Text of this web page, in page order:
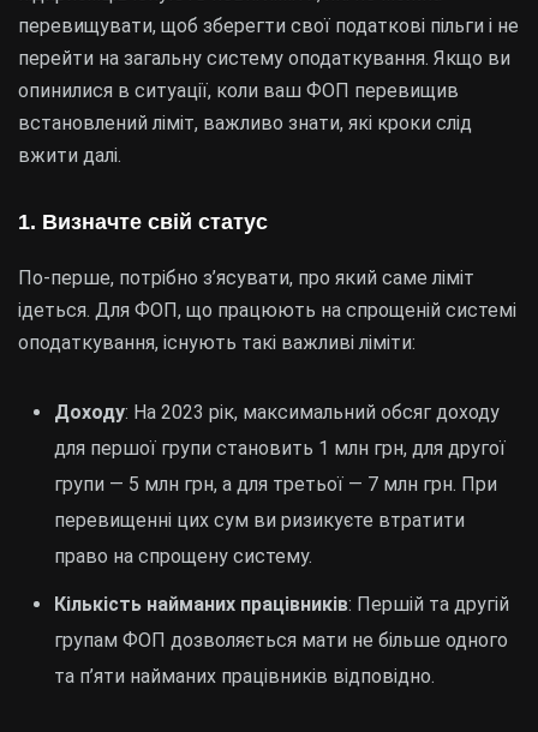
перевищувати, щоб зберегти свої податкові пільги і не
перейти на загальну систему оподаткування. Якщо ви
опинилися в ситуації, коли ваш ФОП перевищив
встановлений ліміт, важливо знати, які кроки слід
вжити далі.
1. Визначте свій статус
По-перше, потрібно з’ясувати, про який саме ліміт
ідеться. Для ФОП, що працюють на спрощеній системі
оподаткування, існують такі важливі ліміти:
Доходу: На 2023 рік, максимальний обсяг доходу
для першої групи становить 1 млн грн, для другої
групи — 5 млн грн, а для третьої — 7 млн грн. При
перевищенні цих сум ви ризикуєте втратити
право на спрощену систему.
Кількість найманих працівників: Першій та другій
групам ФОП дозволяється мати не більше одного
та п’яти найманих працівників відповідно.